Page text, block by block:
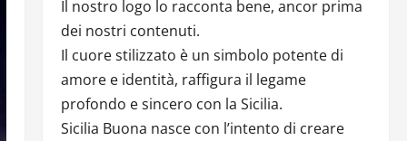
Il nostro logo lo racconta bene, ancor prima
dei nostri contenuti.
Il cuore stilizzato è un simbolo potente di
amore e identità, raffigura il legame
profondo e sincero con la Sicilia.
Sicilia Buona nasce con l’intento di creare